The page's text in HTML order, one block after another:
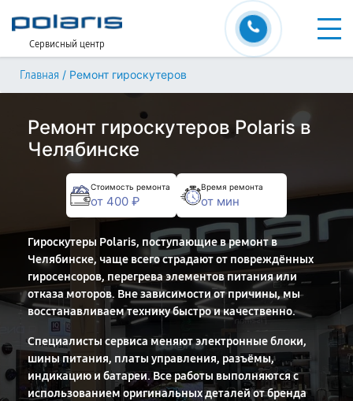
Сервисный центр
Главная / Ремонт гироскутеров
Ремонт гироскутеров Polaris в
Челябинске
Стоимость ремонта
от 400 ₽
Время ремонта
от мин
Гироскутеры Polaris, поступающие в ремонт в
Челябинске, чаще всего страдают от повреждённых
гиросенсоров, перегрева элементов питания или
отказа моторов. Вне зависимости от причины, мы
восстанавливаем технику быстро и качественно.
Специалисты сервиса меняют электронные блоки,
шины питания, платы управления, разъёмы,
индикацию и батареи. Все работы выполняются с
использованием оригинальных деталей от бренда